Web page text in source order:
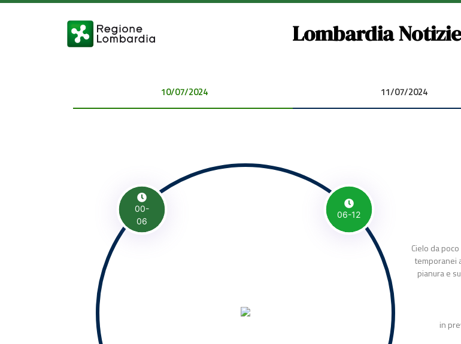
Lombardia
10/07/2024 00:00:00 11/07/2024 00:00:00
00-
06
06-12
Cielo da
temporanei
pianura e
in